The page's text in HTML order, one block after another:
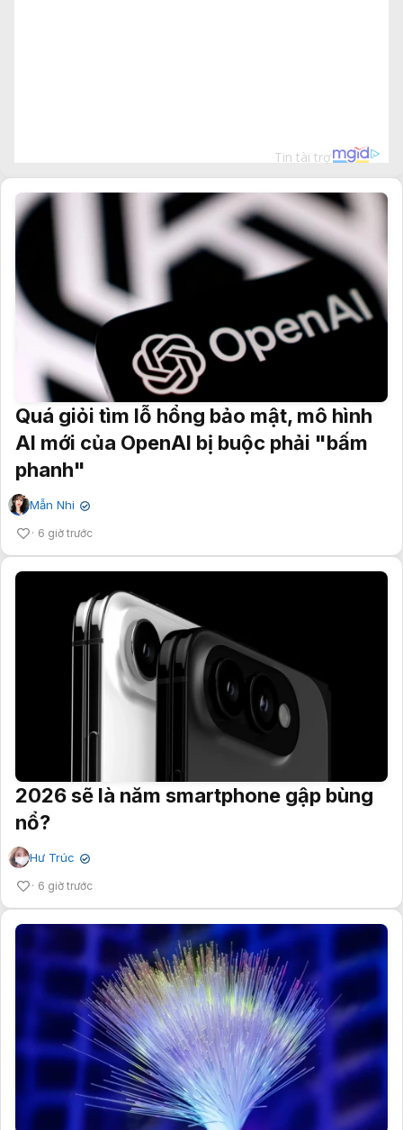
Quá giỏi tìm lỗ hổng bảo mật, mô hình
AI mới của OpenAI bị buộc phải "bấm
phanh"
Mẫn Nhi ✔
6 giờ trước
2026 sẽ là năm smartphone gập bùng
nổ?
Hư Trúc ✔
6 giờ trước